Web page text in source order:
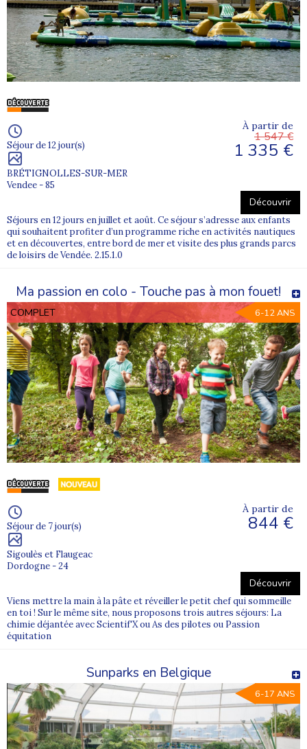
Séjour de 12 jour(s)
BRÉTIGNOLLES-SUR-MER
Vendee - 85
À partir de
1 547 €
1 335 €
Découvrir
Séjours en 12 jours en juillet et août. Ce séjour s’adresse aux enfants
qui souhaitent profiter d’un programme riche en activités nautiques
et en découvertes, entre bord de mer et visite des plus grands parcs
de loisirs de Vendée. 2.15.1.0
Ma passion en colo - Touche pas à mon fouet!
COMPLET 6-12 ANS
Séjour de 7 jour(s)
Sigoulès et Flaugeac
Dordogne - 24
À partir de
844 €
Découvrir
Viens mettre la main à la pâte et réveiller le petit chef qui sommeille
en toi ! Sur le même site, nous proposons trois autres séjours: La
chimie déjantée avec Scientif'X ou As des pilotes ou Passion
équitation
Sunparks en Belgique
6-17 ANS